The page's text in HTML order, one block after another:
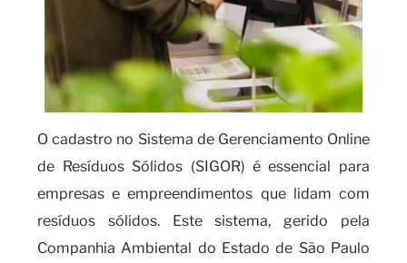
O cadastro no Sistema de Gerenciamento Online
de Resíduos Sólidos (SIGOR) é essencial para
empresas e empreendimentos que lidam com
resíduos sólidos. Este sistema, gerido pela
Companhia Ambiental do Estado de São Paulo